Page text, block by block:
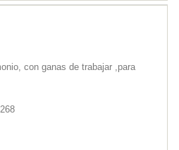
con ganas de trabajar ,para